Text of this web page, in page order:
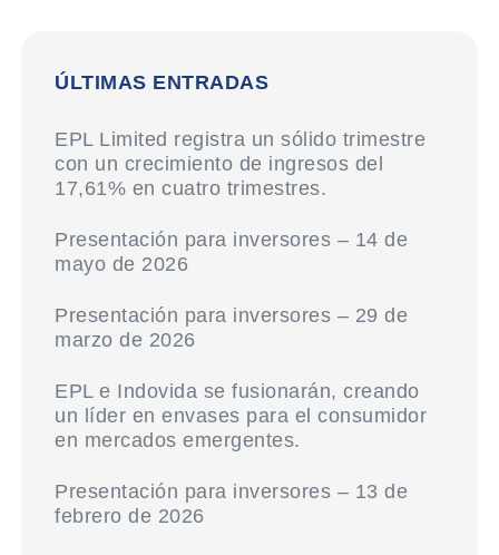
ÚLTIMAS ENTRADAS
EPL Limited registra un sólido trimestre
con un crecimiento de ingresos del
17,61% en cuatro trimestres.
Presentación para inversores – 14 de
mayo de 2026
Presentación para inversores – 29 de
marzo de 2026
EPL e Indovida se fusionarán, creando
un líder en envases para el consumidor
en mercados emergentes.
Presentación para inversores – 13 de
febrero de 2026